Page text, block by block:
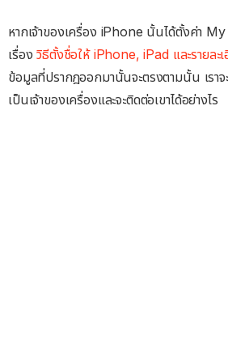
หากเจ้าของเครื่อง iPhone นั้นได้ตั้งค่า
เรื่องวิธีตั้งชื่อให้ iPhone, iPad และรายละเ
ข้อมูลที่ปรากฎออกมานั้นจะตรงตามนั้น เราจะ
เป็นเจ้าของเครื่องและจะติดต่อเขาได้อย่างไร